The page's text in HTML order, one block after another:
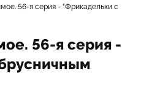
56-я серия - "Фрикадельки с
56-я серия -